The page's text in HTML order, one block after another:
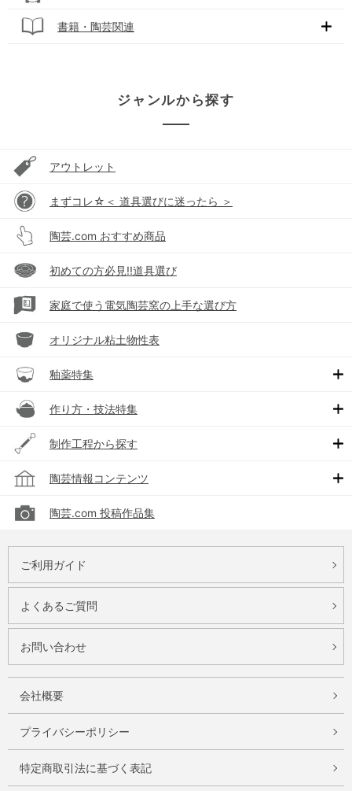
書籍・陶芸関連
ジャンルから探す
アウトレット
まずコレ☆＜ 道具選びに迷ったら ＞
陶芸.com おすすめ商品
初めての方必見!!道具選び
家庭で使う電気陶芸窯の上手な選び方
オリジナル粘土物性表
釉薬特集
作り方・技法特集
制作工程から探す
陶芸情報コンテンツ
陶芸.com 投稿作品集
ご利用ガイド
よくあるご質問
お問い合わせ
会社概要
プライバシーポリシー
特定商取引法に基づく表記